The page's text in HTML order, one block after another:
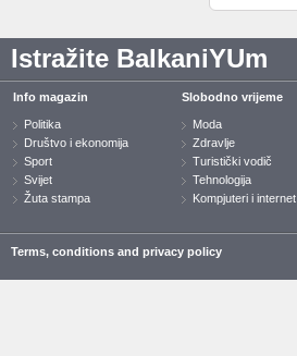
Istražite BalkaniYUm
Info magazin
Politika
Društvo i ekonomija
Sport
Svijet
Žuta stampa
Slobodno vrijeme
Moda
Zdravlje
Turistički vodič
Tehnologija
Kompjuteri i internet
Terms, conditions and privacy policy